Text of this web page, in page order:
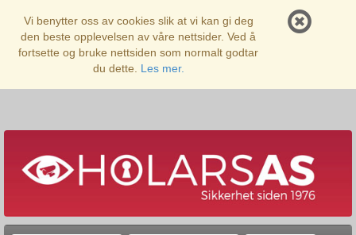
Vi benytter oss av cookies slik at vi kan gi deg
den beste opplevelsen av våre nettsider. Ved å
fortsette og bruke nettsiden som normalt godtar
du dette. Les mer.